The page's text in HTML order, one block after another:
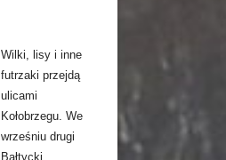
Wilki, lisy i inne
futrzaki przejdą
ulicami
Kołobrzegu. We
wrześniu drugi
Bałtycki